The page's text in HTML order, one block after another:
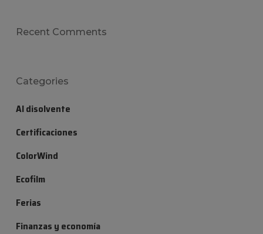
Recent Comments
Categories
Al disolvente
Certificaciones
ColorWind
Ecofilm
Ferias
Finanzas y economía